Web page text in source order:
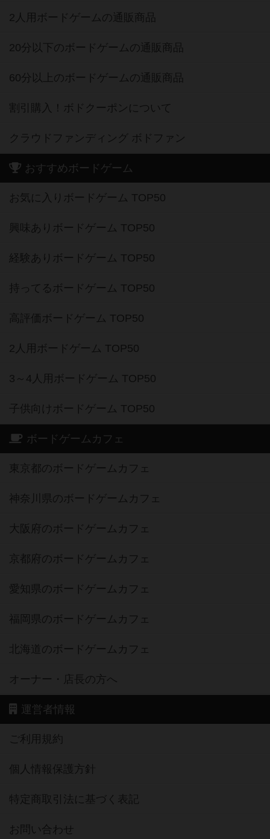
2人用ボードゲームの通販商品
20分以下のボードゲームの通販商品
60分以上のボードゲームの通販商品
割引購入！ボドクーポンについて
クラウドファンディング ボドファン
おすすめボードゲーム
お気に入りボードゲーム TOP50
興味ありボードゲーム TOP50
経験ありボードゲーム TOP50
持ってるボードゲーム TOP50
高評価ボードゲーム TOP50
2人用ボードゲーム TOP50
3～4人用ボードゲーム TOP50
子供向けボードゲーム TOP50
ボードゲームカフェ
東京都のボードゲームカフェ
神奈川県のボードゲームカフェ
大阪府のボードゲームカフェ
京都府のボードゲームカフェ
愛知県のボードゲームカフェ
福岡県のボードゲームカフェ
北海道のボードゲームカフェ
オーナー・店長の方へ
運営者情報
ご利用規約
個人情報保護方針
特定商取引法に基づく表記
お問い合わせ